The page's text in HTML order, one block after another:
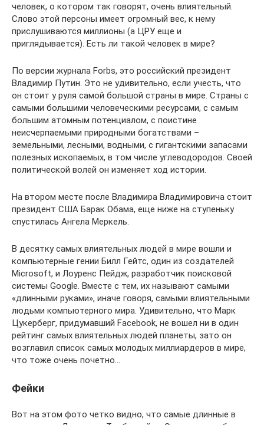
человек, о котором так говорят, очень влиятельный.
Слово этой персоны имеет огромный вес, к нему
прислушиваются миллионы (а ЦРУ еще и
приглядывается). Есть ли такой человек в мире?
По версии журнала Forbs, это российский президент
Владимир Путин. Это не удивительно, если учесть, что
он стоит у руля самой большой страны в мире. Страны с
самыми большими человеческими ресурсами, с самым
большим атомным потенциалом, с поистине
неисчерпаемыми природными богатствами –
земельными, лесными, водными, с гигантскими запасами
полезных ископаемых, в том числе углеводородов. Своей
политической волей он изменяет ход истории.
На втором месте после Владимира Владимировича стоит
президент США Барак Обама, еще ниже на ступеньку
спустилась Ангела Меркель.
В десятку самых влиятельных людей в мире вошли и
компьютерные гении Билл Гейтс, один из создателей
Microsoft, и Лоуренс Пейдж, разработчик поисковой
системы Google. Вместе с тем, их называют самыми
«длинными руками», иначе говоря, самыми влиятельными
людьми компьютерного мира. Удивительно, что Марк
Цукерберг, придумавший Faсebook, не вошел ни в один
рейтинг самых влиятельных людей планеты, зато он
возглавил список самых молодых миллиардеров в мире,
что тоже очень почетно…
Фейки
Вот на этом фото четко видно, что самые длинные в